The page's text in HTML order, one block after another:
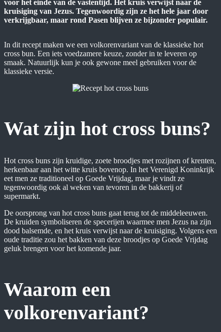
voor het einde van de vastentijd. Het kruis verwijst naar de
kruisiging van Jezus. Tegenwoordig zijn ze het hele jaar door
verkrijgbaar, maar rond Pasen blijven ze bijzonder populair.​
In dit recept maken we een volkorenvariant van de klassieke hot
cross bun. Een iets voedzamere keuze, zonder in te leveren op
smaak.​ Natuurlijk kun je ook gewone meel gebruiken voor de
klassieke versie.
Wat zijn hot cross buns?
Hot cross buns zijn kruidige, zoete broodjes met rozijnen of krenten,
herkenbaar aan het witte kruis bovenop. In het Verenigd Koninkrijk
eet men ze traditioneel op Goede Vrijdag, maar je vindt ze
tegenwoordig ook al weken van tevoren in de bakkerij of
supermarkt.
De oorsprong van hot cross buns gaat terug tot de middeleeuwen.
De kruiden symboliseren de specerijen waarmee men Jezus na zijn
dood balsemde, en het kruis verwijst naar de kruisiging. Volgens een
oude traditie zou het bakken van deze broodjes op Goede Vrijdag
geluk brengen voor het komende jaar.
Waarom een
volkorenvariant?